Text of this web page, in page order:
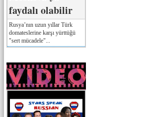
faydalı olabilir
Rusya’nın uzun yıllar Türk
domateslerine karşı yürttüğü
"sert mücadele"...